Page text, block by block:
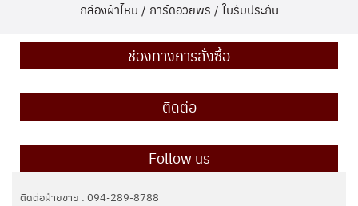
กล่องผ้าไหม / การ์ดอวยพร / ใบรับประกัน
ช่องทางการสั่งซื้อ
ติดต่อ
Follow us
ติดต่อฝ่ายขาย : 094-289-8788